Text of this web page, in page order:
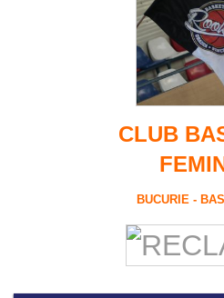
CLUB
BUCURIE -